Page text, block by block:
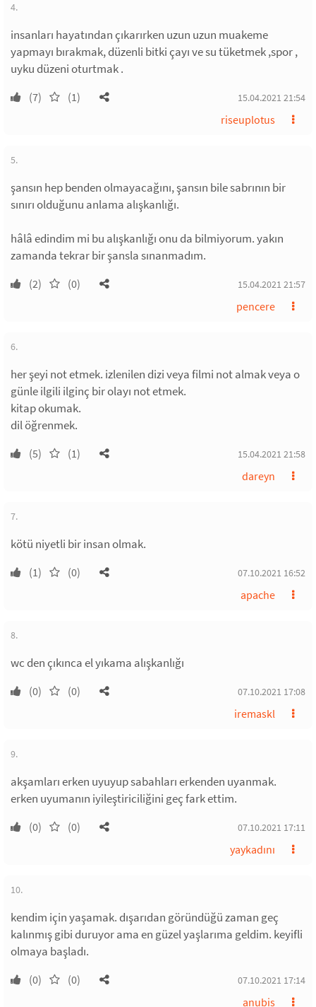
4.
insanları hayatından çıkarırken uzun uzun muakeme
yapmayı bırakmak, düzenli bitki çayı ve su tüketmek ,spor ,
uyku düzeni oturtmak .
(7) (1) 15.04.2021 21:54
riseuplotus
5.
şansın hep benden olmayacağını, şansın bile sabrının bir
sınırı olduğunu anlama alışkanlığı.
hâlâ edindim mi bu alışkanlığı onu da bilmiyorum. yakın
zamanda tekrar bir şansla sınanmadım.
(2) (0) 15.04.2021 21:57
pencere
6.
her şeyi not etmek. izlenilen dizi veya filmi not almak veya o
günle ilgili ilginç bir olayı not etmek.
kitap okumak.
dil öğrenmek.
(5) (1) 15.04.2021 21:58
dareyn
7.
kötü niyetli bir insan olmak.
(1) (0) 07.10.2021 16:52
apache
8.
wc den çıkınca el yıkama alışkanlığı
(0) (0) 07.10.2021 17:08
iremaskl
9.
akşamları erken uyuyup sabahları erkenden uyanmak.
erken uyumanın iyileştiriciliğini geç fark ettim.
(0) (0) 07.10.2021 17:11
yaykadını
10.
kendim için yaşamak. dışarıdan göründüğü zaman geç
kalınmış gibi duruyor ama en güzel yaşlarıma geldim. keyifli
olmaya başladı.
(0) (0) 07.10.2021 17:14
anubis